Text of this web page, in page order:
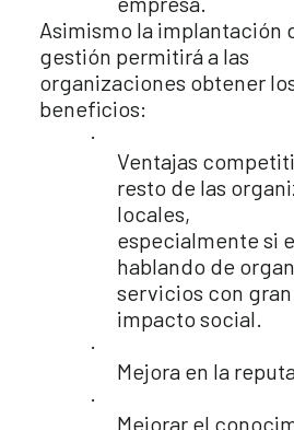
Asimismo la implantación
gestión permitirá a las
organizaciones obtener
beneficios:
·
Ventajas
resto de las
locales,
especialmente si
hablando de
servicios con gran
impacto social.
·
Mejora en la
·
Mejorar el